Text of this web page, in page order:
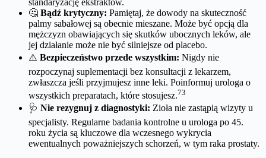
🤔 Bądź krytyczny: Pamiętaj, że dowody na skuteczność
palmy sabałowej są obecnie mieszane. Może być opcją dla
mężczyzn obawiających się skutków ubocznych leków, ale
jej działanie może nie być silniejsze od placebo.
⚠️ Bezpieczeństwo przede wszystkim: Nigdy nie
rozpoczynaj suplementacji bez konsultacji z lekarzem,
zwłaszcza jeśli przyjmujesz inne leki. Poinformuj urologa o
wszystkich preparatach, które stosujesz.73
🩺 Nie rezygnuj z diagnostyki: Zioła nie zastąpią wizyty u
specjalisty. Regularne badania kontrolne u urologa po 45.
roku życia są kluczowe dla wczesnego wykrycia
ewentualnych poważniejszych schorzeń, w tym raka prostaty.